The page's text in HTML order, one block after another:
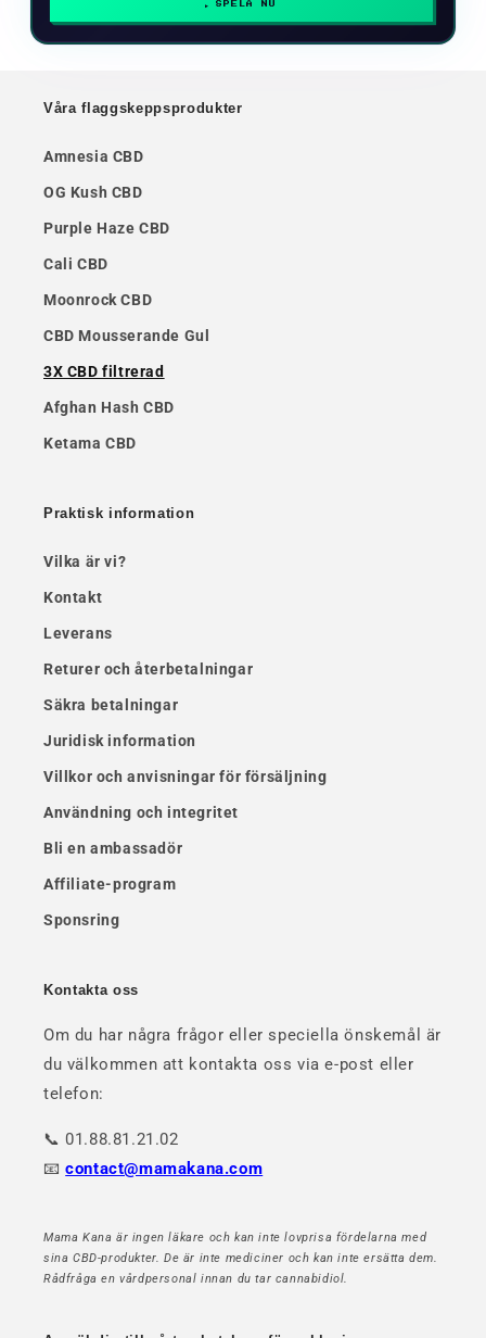
SPELA NU
Våra flaggskeppsprodukter
Amnesia CBD
OG Kush CBD
Purple Haze CBD
Cali CBD
Moonrock CBD
CBD Mousserande Gul
3X CBD filtrerad
Afghan Hash CBD
Ketama CBD
Praktisk information
Vilka är vi?
Kontakt
Leverans
Returer och återbetalningar
Säkra betalningar
Juridisk information
Villkor och anvisningar för försäljning
Användning och integritet
Bli en ambassadör
Affiliate-program
Sponsring
Kontakta oss
Om du har några frågor eller speciella önskemål är
du välkommen att kontakta oss via e-post eller
telefon:
📞 01.88.81.21.02
📧contact@mamakana.com
Mama Kana är ingen läkare och kan inte lovprisa fördelarna med
sina CBD-produkter. De är inte mediciner och kan inte ersätta dem.
Rådfråga en vårdpersonal innan du tar cannabidiol.